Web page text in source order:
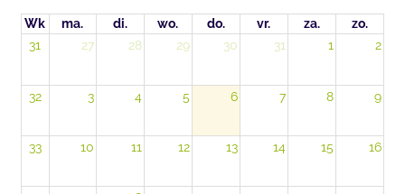
Wk ma. di. wo. do. vr. za.
zo.
31
27 28 29 30 31 1 2
32 3 4 5 6 7 8 9
33 10 11 12 13 14 15 16